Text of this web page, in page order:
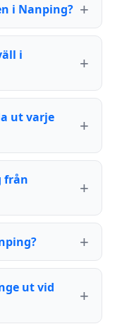
i Nanping?
i
ut varje
från
ut vid